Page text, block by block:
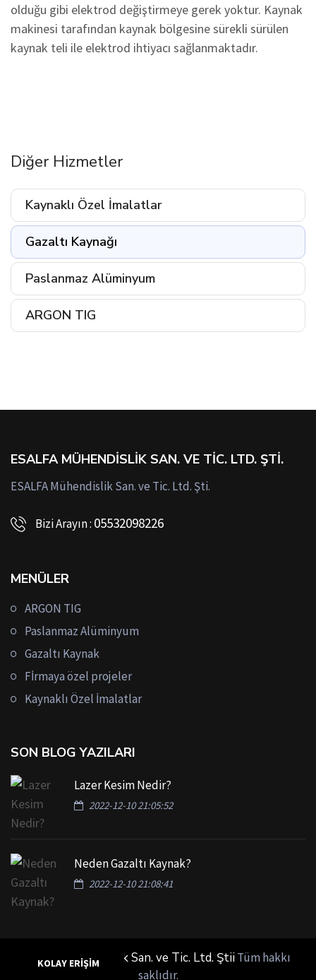
olduğu gibi elektrod değiştirmeye gerek yoktur. Kaynak
makinesi tarafından kaynak bölgesine sürekli sürülen
kaynak teli ile elektrod ihtiyacı sağlanmaktadır.
Diğer Hizmetler
Kaynaklı Özel İmalatlar
Gazaltı Kaynağı
Paslanmaz Alüminyum
ARGON TIG
ESALFA MÜHENDISLIK SAN. VE TIC. LTD. ŞTI.
ESALFA Mühendislik San. ve Tic. Ltd. Şti.
Bizi Arayın : 05532098226
MENÜLER
ARGON TIG
Paslanmaz Alüminyum
Gazaltı Kaynak
Fİrmaya özel projeler
Kaynaklı Özel İmalatlar
SON BLOG YAZILARI
Lazer Kesim Nedir?
2022-12-10 21:05:52
Neden Gazaltı Kaynak?
2022-12-10 21:08:41
© 2018Mühendislik San. ve Tic. Ltd. ŞtiiTüm hakkı
saklıdır.
KOLAY ERİŞİM